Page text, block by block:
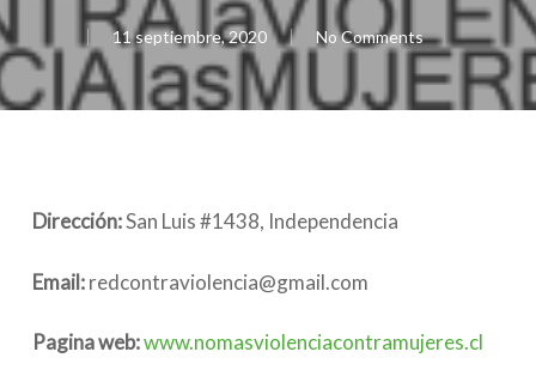
11 septiembre, 2020 No Comments
Dirección:San Luis #1438, Independencia
Email:redcontraviolencia@gmail.com
Pagina web:www.nomasviolenciacontramujeres.cl